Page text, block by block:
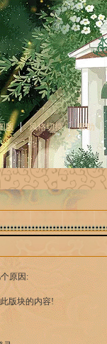
版 风格切换 帮助
原因:
版块的内容!